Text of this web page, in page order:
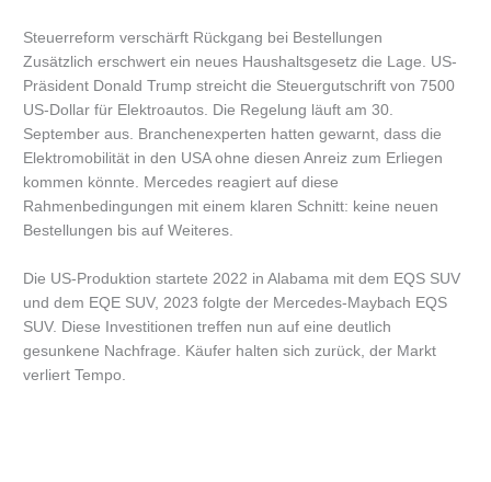
Steuerreform verschärft Rückgang bei Bestellungen
Zusätzlich erschwert ein neues Haushaltsgesetz die Lage. US-
Präsident Donald Trump streicht die Steuergutschrift von 7500
US-Dollar für Elektroautos. Die Regelung läuft am 30.
September aus. Branchenexperten hatten gewarnt, dass die
Elektromobilität in den USA ohne diesen Anreiz zum Erliegen
kommen könnte. Mercedes reagiert auf diese
Rahmenbedingungen mit einem klaren Schnitt: keine neuen
Bestellungen bis auf Weiteres.
Die US-Produktion startete 2022 in Alabama mit dem EQS SUV
und dem EQE SUV, 2023 folgte der Mercedes-Maybach EQS
SUV. Diese Investitionen treffen nun auf eine deutlich
gesunkene Nachfrage. Käufer halten sich zurück, der Markt
verliert Tempo.